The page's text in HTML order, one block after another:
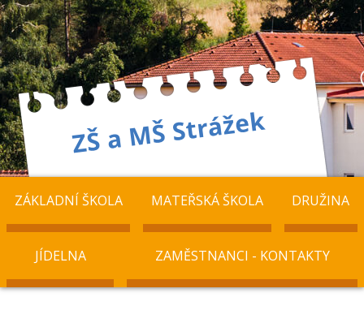
ZÁKLADNÍ ŠKOLA MATEŘSKÁ ŠKOLA DRUŽINA
JÍDELNA ZAMĚSTNANCI - KONTAKTY